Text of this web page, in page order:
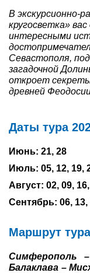
Главная
Праздничные
Туры по
Автобусные
Туры на
Авиабилеты
В экскурсионно-
кругосветка»
интересными
Севастополя,
загадочной
откроет секреты
древней
Даты тура
Июнь: 21, 28
Июль: 05, 12, 19,
Август: 02, 09,
Сентябрь: 06, 13,
Маршрут тура
Симферополь
Балаклава –